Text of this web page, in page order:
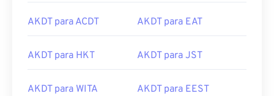
AKDT para ACDT AKDT para EAT
AKDT para HKT AKDT para JST
AKDT para WITA AKDT para EEST